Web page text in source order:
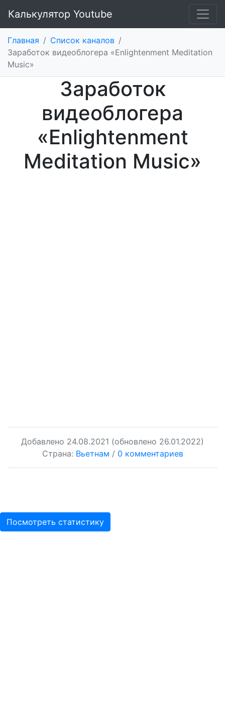
Калькулятор Youtube
Главная / Список каналов /
Заработок видеоблогера «Enlightenment Meditation
Music»
Заработок
видеоблогера
«Enlightenment
Meditation Music»
Добавлено 24.08.2021 (обновлено 26.01.2022)
Страна: Вьетнам / 0 комментариев
Посмотреть статистику